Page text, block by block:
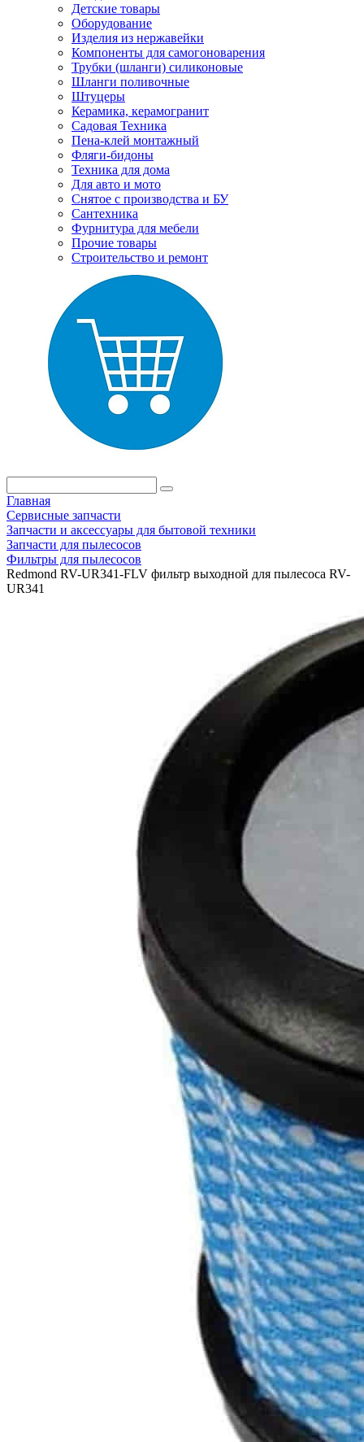
Детские товары
Оборудование
Изделия из нержавейки
Компоненты для самогоноварения
Трубки (шланги) силиконовые
Шланги поливочные
Штуцеры
Керамика, керамогранит
Садовая Техника
Пена-клей монтажный
Фляги-бидоны
Техника для дома
Для авто и мото
Снятое с производства и БУ
Сантехника
Фурнитура для мебели
Прочие товары
Строительство и ремонт
Главная
Сервисные запчасти
Запчасти и аксессуары для бытовой техники
Запчасти для пылесосов
Фильтры для пылесосов
Redmond RV-UR341-FLV фильтр выходной для пылесоса RV-
UR341